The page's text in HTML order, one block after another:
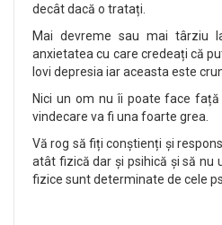
decât dacă o tratați.
Mai devreme sau mai târziu
anxietatea cu care credeați că
lovi depresia iar aceasta este
Nici un om nu îi poate face
vindecare va fi una foarte grea.
Vă rog să fiți conștienți și
atât fizică dar și psihică și să nu
fizice sunt determinate de cele